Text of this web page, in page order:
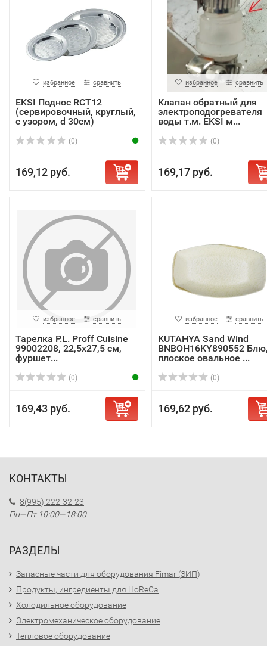
избранное сравнить
EKSI Поднос RCT12
(сервировочный, круглый,
с узором, d 30см)
(0)
169,12 руб.
избранное сравнить
Клапан обратный для
электроподогревателя
воды т.м. EKSI м...
(0)
169,17 руб.
избранное сравнить
Тарелка P.L. Proff Cuisine
99002208, 22,5х27,5 см,
фуршет...
(0)
169,43 руб.
избранное сравнить
KUTAHYA Sand Wind
BNBOH16KY890552
плоское овальное ...
(0)
169,62 руб.
КОНТАКТЫ
8(995) 222-32-23
Пн—Пт 10:00—18:00
РАЗДЕЛЫ
Запасные части для оборудования Fimar (ЗИП)
Продукты, ингредиенты для HoReCa
Холодильное оборудование
Электромеханическое оборудование
Тепловое оборудование